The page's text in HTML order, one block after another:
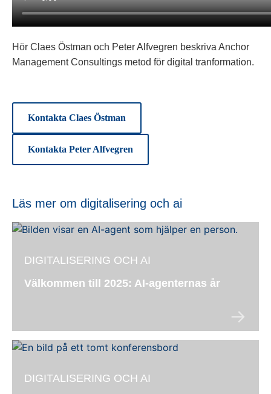
Hör Claes Östman och Peter Alfvegren beskriva Anchor
Management Consultings metod för digital tranformation.
Kontakta Claes Östman
Kontakta Peter Alfvegren
Läs mer om digitalisering och ai
DIGITALISERING OCH AI
Välkommen till 2025: AI-agenternas år
DIGITALISERING OCH AI